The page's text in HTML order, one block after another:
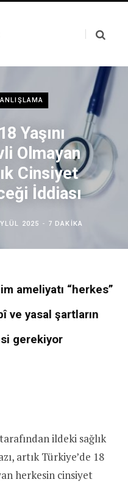
Yaşını
Olmayan
Cinsiyet
İddiası
2025 7 DAKIKA
ameliyatı “herkes”
ve yasal şartların
gerekiyor
ildeki sağlık
artık Türkiye’de 18
herkesin cinsiyet